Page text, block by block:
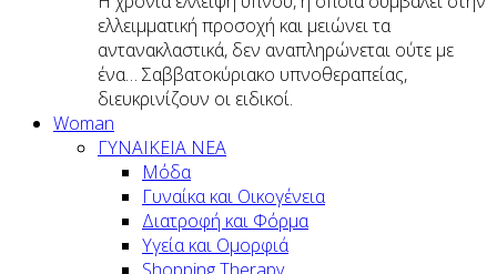
ελλειμματική προσοχή και μειώνει τα
αντανακλαστικά, δεν αναπληρώνεται ούτε με
ένα… Σαββατοκύριακο υπνοθεραπείας,
διευκρινίζουν οι ειδικοί.
Woman
ΓΥΝΑΙΚΕΙΑ ΝΕΑ
Μόδα
Γυναίκα και Οικογένεια
Διατροφή και Φόρμα
Υγεία και Ομορφιά